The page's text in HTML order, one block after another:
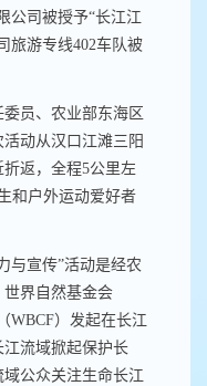
公司被授予“长江江
旅游专线402车队被
员、农业部东海区
动从汉口江滩三阳
返，全程5公里左
和户外运动爱好者
与宣传”活动是经农
界自然基金会
WBCF）发起在长江
流域掀起保护长
公众关注生命长江